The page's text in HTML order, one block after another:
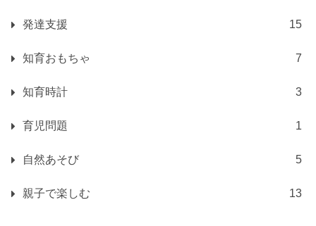
発達支援 15
知育おもちゃ 7
知育時計 3
育児問題 1
自然あそび 5
親子で楽しむ 13